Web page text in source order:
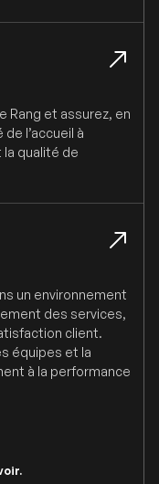
Rang et assurez, en
l’accueil à
qualité de
un environnement
des services,
client.
équipes et la
à la performance